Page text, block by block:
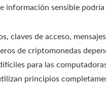
información sensible podría
claves de acceso,
de criptomonedas
para las
principios